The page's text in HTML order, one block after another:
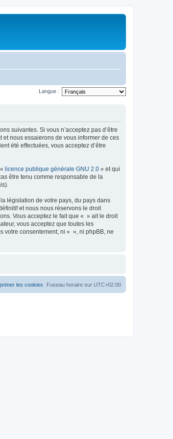
Langue :
suivantes. Si vous n’acceptez pas d’être
nous essaierons de vous informer de ces
été effectuées, vous acceptez d’être
licence publique générale GNU 2.0 » et qui
être tenu comme responsable de la
législation de votre pays, du pays dans
et nous nous réservons le droit
Vous acceptez le fait que « » ait le droit
vous acceptez que toutes les
votre consentement, ni « », ni phpBB, ne
Fuseau horaire sur UTC+02:00
les cookies